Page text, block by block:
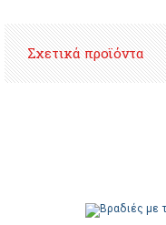
Σχετικά προϊόντα